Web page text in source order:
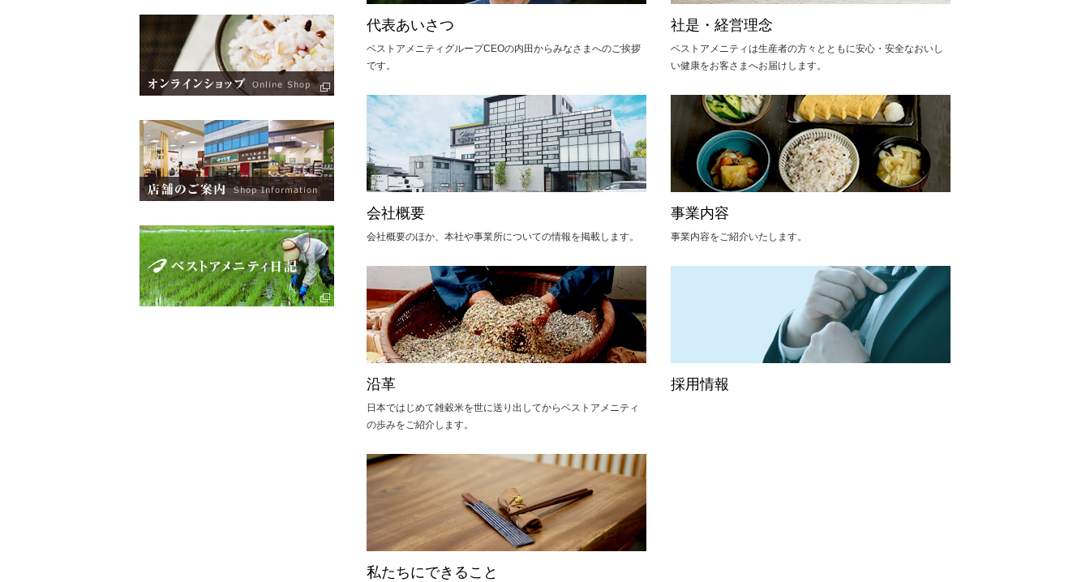
代表あいさつ
ベストアメニティグループCEOの内田からみなさまへのご挨拶
です。
社是・経営理念
ベストアメニティは生産者の方々とともに安心・安全なおいし
い健康をお客さまへお届けします。
会社概要
会社概要のほか、本社や事業所についての情報を掲載します。
事業内容
事業内容をご紹介いたします。
沿革
日本ではじめて雑穀米を世に送り出してからベストアメニティ
の歩みをご紹介します。
採用情報
私たちにできること